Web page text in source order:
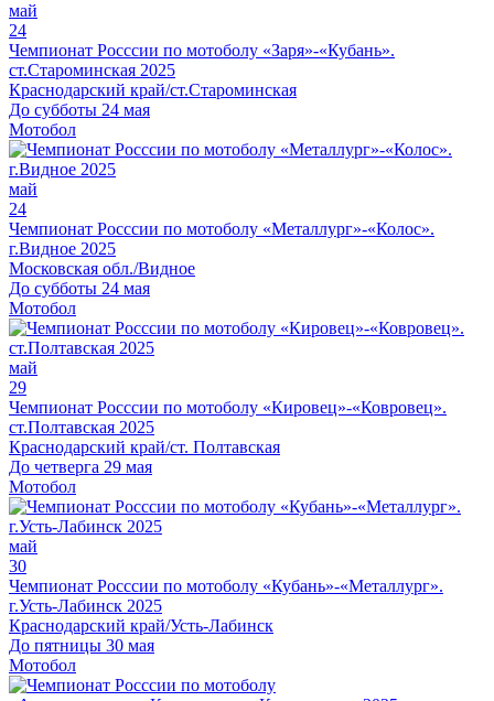
май
24
Чемпионат Росссии по мотоболу «Заря»-«Кубань».
ст.Староминская 2025
Краснодарский край/ст.Староминская
До субботы 24 мая
Мотобол
май
24
Чемпионат Росссии по мотоболу «Металлург»-«Колос».
г.Видное 2025
Московская обл./Видное
До субботы 24 мая
Мотобол
май
29
Чемпионат Росссии по мотоболу «Кировец»-«Ковровец».
ст.Полтавская 2025
Краснодарский край/ст. Полтавская
До четверга 29 мая
Мотобол
май
30
Чемпионат Росссии по мотоболу «Кубань»-«Металлург».
г.Усть-Лабинск 2025
Краснодарский край/Усть-Лабинск
До пятницы 30 мая
Мотобол